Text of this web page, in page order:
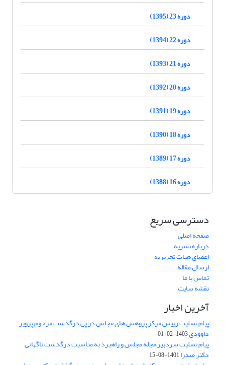
دوره 23 (1395)
دوره 22 (1394)
دوره 21 (1393)
دوره 20 (1392)
دوره 19 (1391)
دوره 18 (1390)
دوره 17 (1389)
دوره 16 (1388)
دسترسی سریع
صفحه اصلی
درباره نشریه
اعضای هیات تحریریه
ارسال مقاله
تماس با ما
نقشه سایت
آخرین اخبار
پیام تسلیت رییس مرکز پژوهش های مجلس در پی درگذشت مرحوم پرویز
داوودی1403-02-01
پیام تسلیت سردبیر مجله مجلس و راهبرد به مناسبت درگذشت ناگهانی
دکتر صدرا1401-08-15